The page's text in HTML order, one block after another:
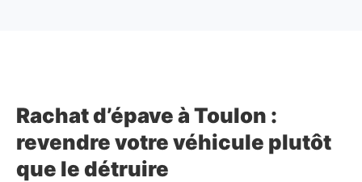
Rachat d’épave à Toulon :
revendre votre véhicule plutôt
que le détruire